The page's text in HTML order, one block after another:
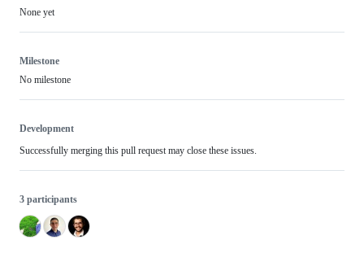
None yet
Milestone
No milestone
Development
Successfully merging this pull request may close these issues.
3 participants